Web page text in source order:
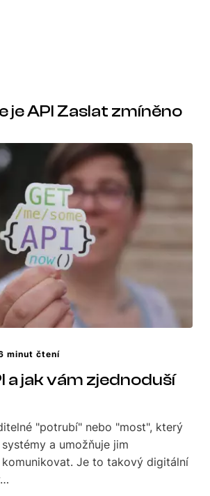
je API Zaslat zmíněno
minut čtení
a jak vám zjednoduší
"potrubí" nebo "most", který
a umožňuje jim
Je to takový digitální